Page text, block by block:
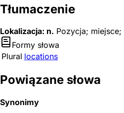
Tłumaczenie
Lokalizacja: n. Pozycja;
Formy słowa
Plural locations
Powiązane słowa
Synonimy